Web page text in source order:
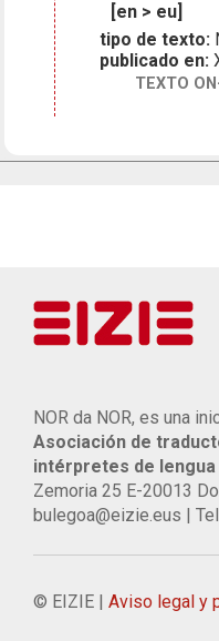
[en > eu]
tipo de texto:
publicado en:
TEXTO
NOR da NOR, es una
Asociación de
intérpretes de lengua
Zemoria 25 E-20013
bulegoa@eizie.eus |
© EIZIE | Aviso legal y